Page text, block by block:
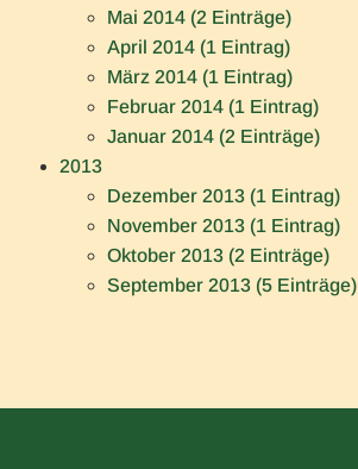
Mai 2014 (2 Einträge)
April 2014 (1 Eintrag)
März 2014 (1 Eintrag)
Februar 2014 (1 Eintrag)
Januar 2014 (2 Einträge)
2013
Dezember 2013 (1 Eintrag)
November 2013 (1 Eintrag)
Oktober 2013 (2 Einträge)
September 2013 (5 Einträge)